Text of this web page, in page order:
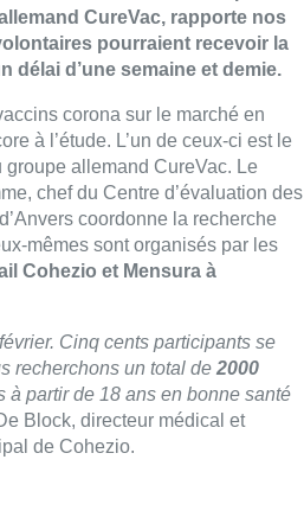
CureVac, rapporte nos
pourraient recevoir la
délai d’une semaine et demie.
corona sur le marché en
à l’étude. L’un de ceux-ci est le
allemand CureVac. Le
chef du Centre d’évaluation des
coordonne la recherche
mêmes sont organisés par les
Cohezio et Mensura à
Cinq cents participants se
recherchons un total de 2000
à partir de 18 ans en bonne santé
Block, directeur médical et
de Cohezio.